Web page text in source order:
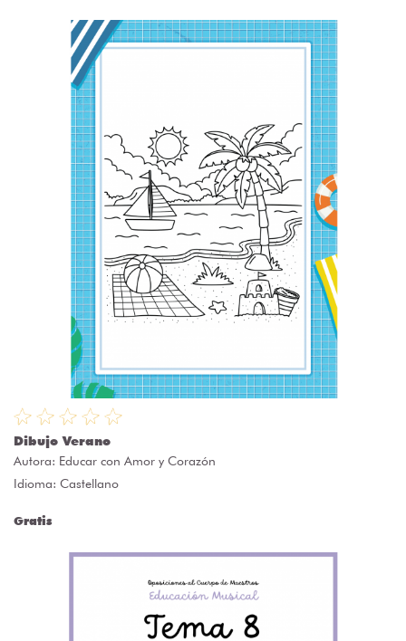
Dibujo Verano
Autora: Educar con Amor y Corazón
Idioma: Castellano
Gratis